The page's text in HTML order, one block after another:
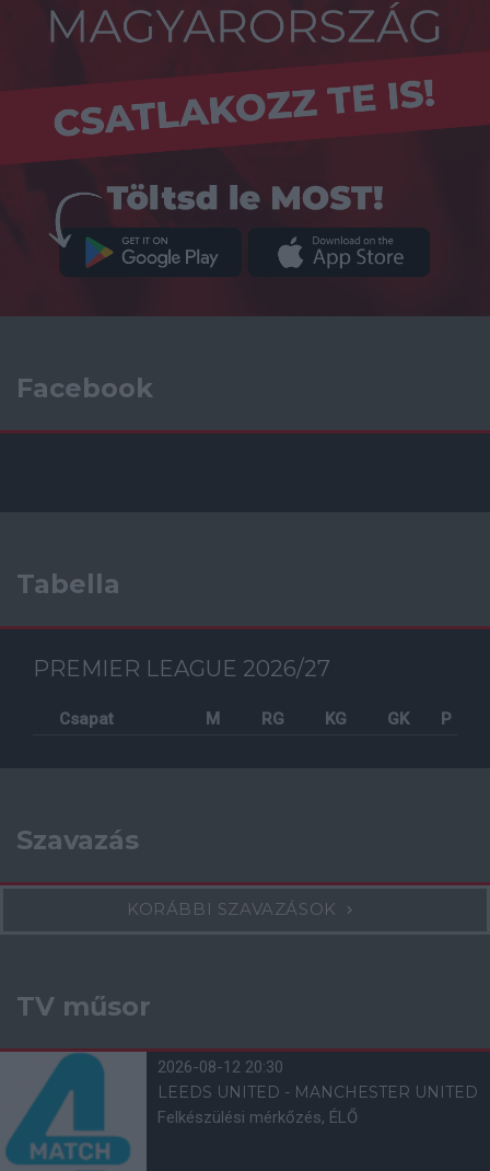
Facebook
Tabella
PREMIER LEAGUE 2026/27
Csapat M RG KG GK P
Szavazás
KORÁBBI SZAVAZÁSOK
TV műsor
2026-08-12 20:30
LEEDS UNITED - MANCHESTER UNITED
Felkészülési mérkőzés, ÉLŐ